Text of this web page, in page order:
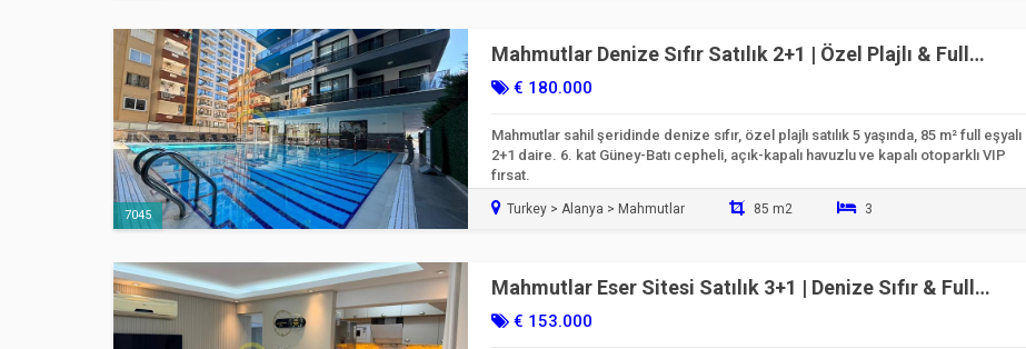
7045
Mahmutlar Denize Sıfır Satılık 2+1 | Özel Plajlı & Full
Aktiviteli
€ 180.000
Mahmutlar sahil şeridinde denize sıfır, özel plajlı satılık 5 yaşında, 85 m² full eşyalı
2+1 daire. 6. kat Güney-Batı cepheli, açık-kapalı havuzlu ve kapalı otoparklı VIP
fırsat.
Turkey > Alanya > Mahmutlar 85 m2 3
Mahmutlar Eser Sitesi Satılık 3+1 | Denize Sıfır & Full
Tadilatlı
€ 153.000